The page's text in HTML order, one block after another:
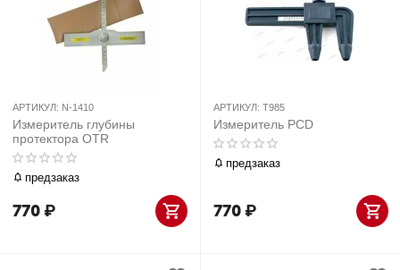
АРТИКУЛ: N-1410
Измеритель глубины
протектора OTR
предзаказ
770₽
АРТИКУЛ: T985
Измеритель PCD
предзаказ
770₽